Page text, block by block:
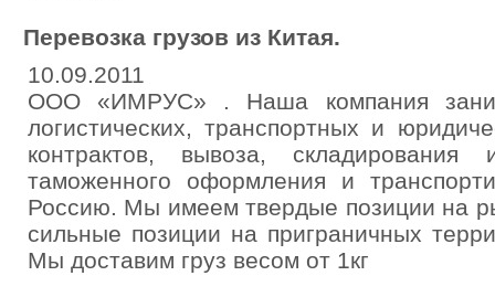
Перевозка грузов из Китая.
10.09.2011
ООО «ИМРУС» . Наша компания
логистических, транспортных и
контрактов, вывоза, складирования
таможенного оформления и
Россию. Мы имеем твердые позиции на
сильные позиции на приграничных
Мы доставим груз весом от 1кг